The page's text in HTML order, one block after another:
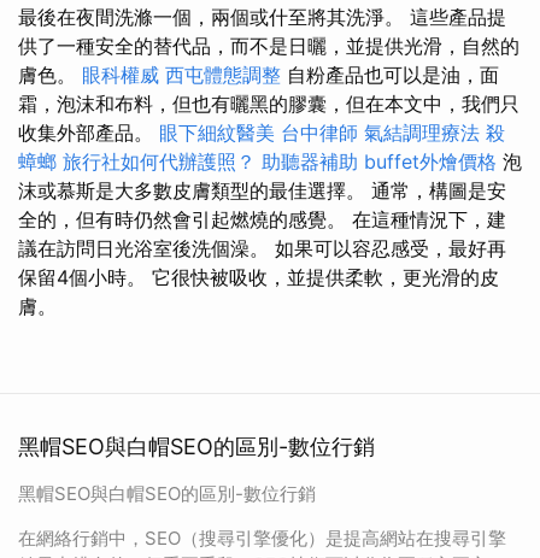
最後在夜間洗滌一個，兩個或什至將其洗淨。 這些產品提
供了一種安全的替代品，而不是日曬，並提供光滑，自然的
膚色。 眼科權威 西屯體態調整 自粉產品也可以是油，面
霜，泡沫和布料，但也有曬黑的膠囊，但在本文中，我們只
收集外部產品。 眼下細紋醫美 台中律師 氣結調理療法 殺
蟑螂 旅行社如何代辦護照？ 助聽器補助 buffet外燴價格 泡
沫或慕斯是大多數皮膚類型的最佳選擇。 通常，構圖是安
全的，但有時仍然會引起燃燒的感覺。 在這種情況下，建
議在訪問日光浴室後洗個澡。 如果可以容忍感受，最好再
保留4個小時。 它很快被吸收，並提供柔軟，更光滑的皮
膚。
黑帽SEO與白帽SEO的區別-數位行銷
黑帽SEO與白帽SEO的區別-數位行銷
在網絡行銷中，SEO（搜尋引擎優化）是提高網站在搜尋引擎